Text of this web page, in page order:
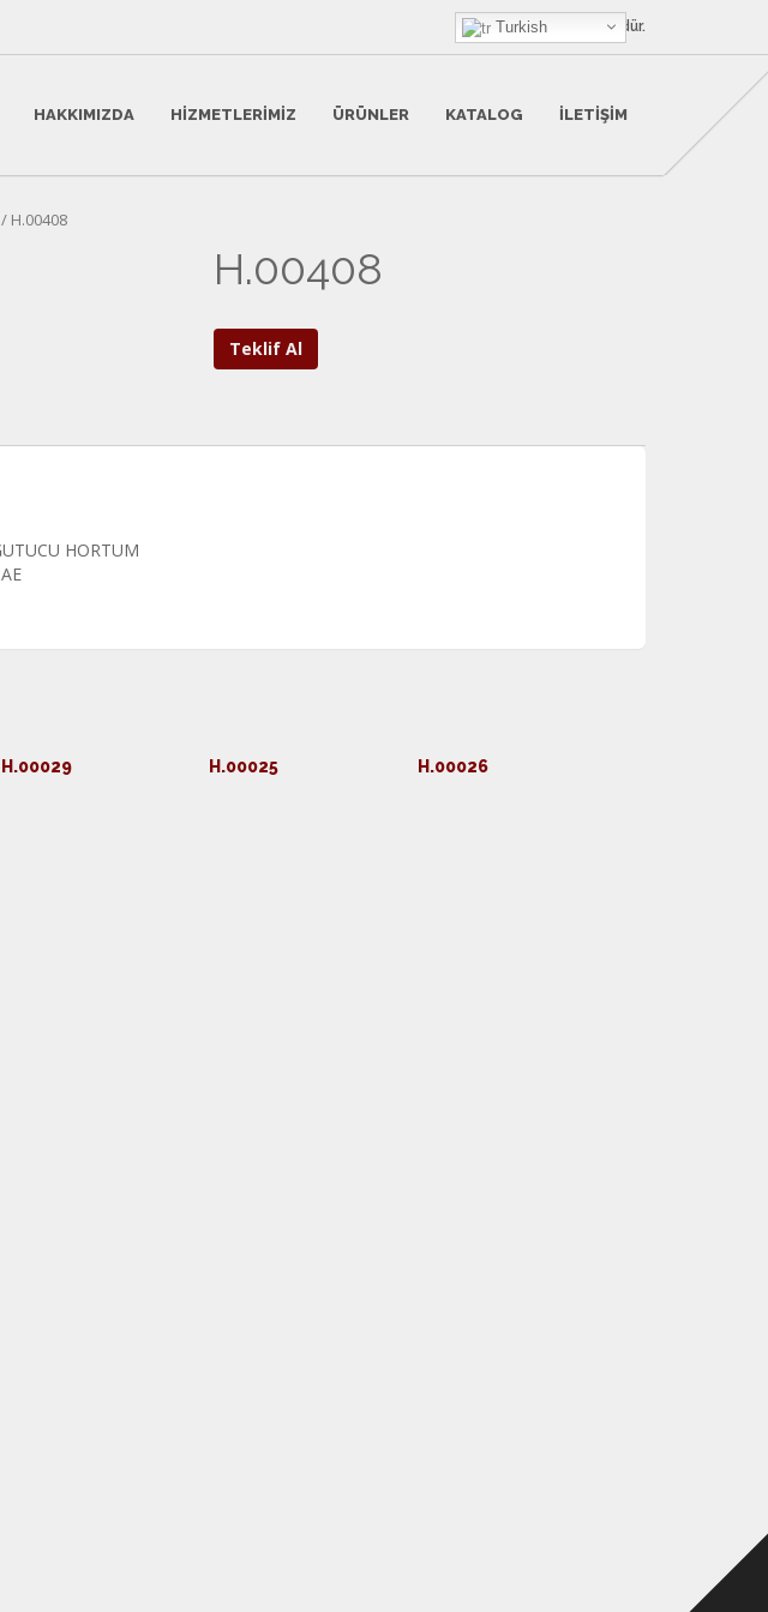
HanX BirOtohan Ürünüdür.
HAKKIMIZDA HIZMETLERIMIZ ÜRÜNLER KATALOG İLETIŞIM
/ H.00408
H.00408
Teklif Al
HORTUM
H.00029 H.00025 H.00026
Turkish